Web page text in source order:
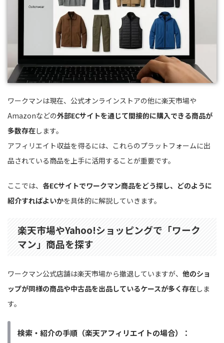
ワークマンは現在、公式オンラインストアの他に楽天市場や
Amazonなどの外部ECサイトを通じて間接的に購入できる商品が
多数存在します。
アフィリエイト収益を得るには、これらのプラットフォームに出
品されている商品を上手に活用することが重要です。
ここでは、 各ECサイトでワークマン商品をどう探し、どのように
紹介すればよいかを具体的に解説していきます。
楽天市場やYahoo!ショッピングで「ワーク
マン」商品を探す
ワークマン公式店舗は楽天市場から撤退していますが、 他のショ
ップが同様の商品や中古品を出品しているケースが多く存在しま
す。
検索・紹介の手順（楽天アフィリエイトの場合）：